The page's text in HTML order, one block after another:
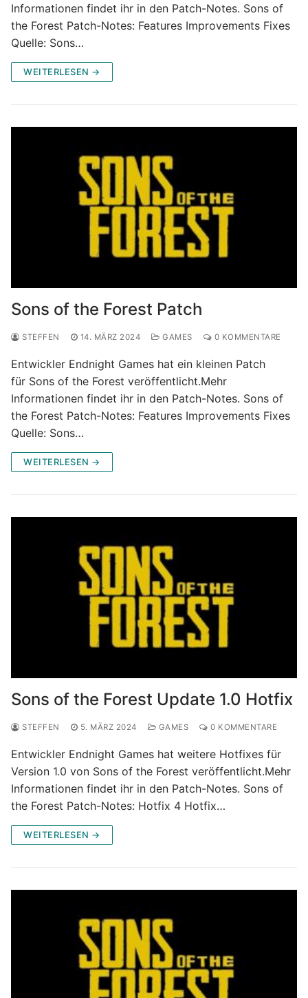
Informationen findet ihr in den Patch-Notes. Sons of
the Forest Patch-Notes: Features Improvements Fixes
Quelle: Sons…
WEITERLESEN →
Sons of the Forest Patch
STEFFEN 14. MÄRZ 2024 GAMES 0 KOMMENTARE
Entwickler Endnight Games hat ein kleinen Patch
für Sons of the Forest veröffentlicht.Mehr
Informationen findet ihr in den Patch-Notes. Sons of
the Forest Patch-Notes: Features Improvements Fixes
Quelle: Sons…
WEITERLESEN →
Sons of the Forest Update 1.0 Hotfix
STEFFEN 5. MÄRZ 2024 GAMES 0 KOMMENTARE
Entwickler Endnight Games hat weitere Hotfixes für
Version 1.0 von Sons of the Forest veröffentlicht.Mehr
Informationen findet ihr in den Patch-Notes. Sons of
the Forest Patch-Notes: Hotfix 4 Hotfix…
WEITERLESEN →